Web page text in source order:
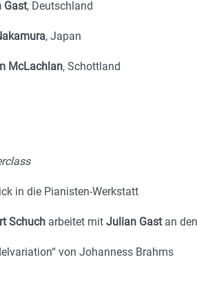
Gast, Deutschland
, Japan
McLachlan, Schottland
in die Pianisten-Werkstatt
Schuch arbeitet mit Julian Gastan den
von Johanness Brahms